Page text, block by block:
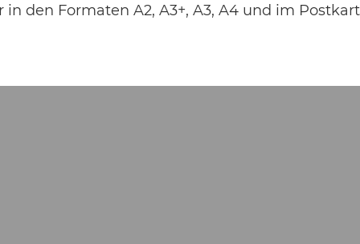
in den Formaten A2, A3+, A3, A4 und im